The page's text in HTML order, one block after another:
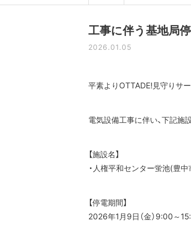
工事に伴う基地局
2026.01.05
平素よりOTTADE!見守りサ
電気設備工事に伴い、下記施
【施設名】
・人権平和センター蛍池(豊
【停電期間】
2026年1月9日（金）9:00～